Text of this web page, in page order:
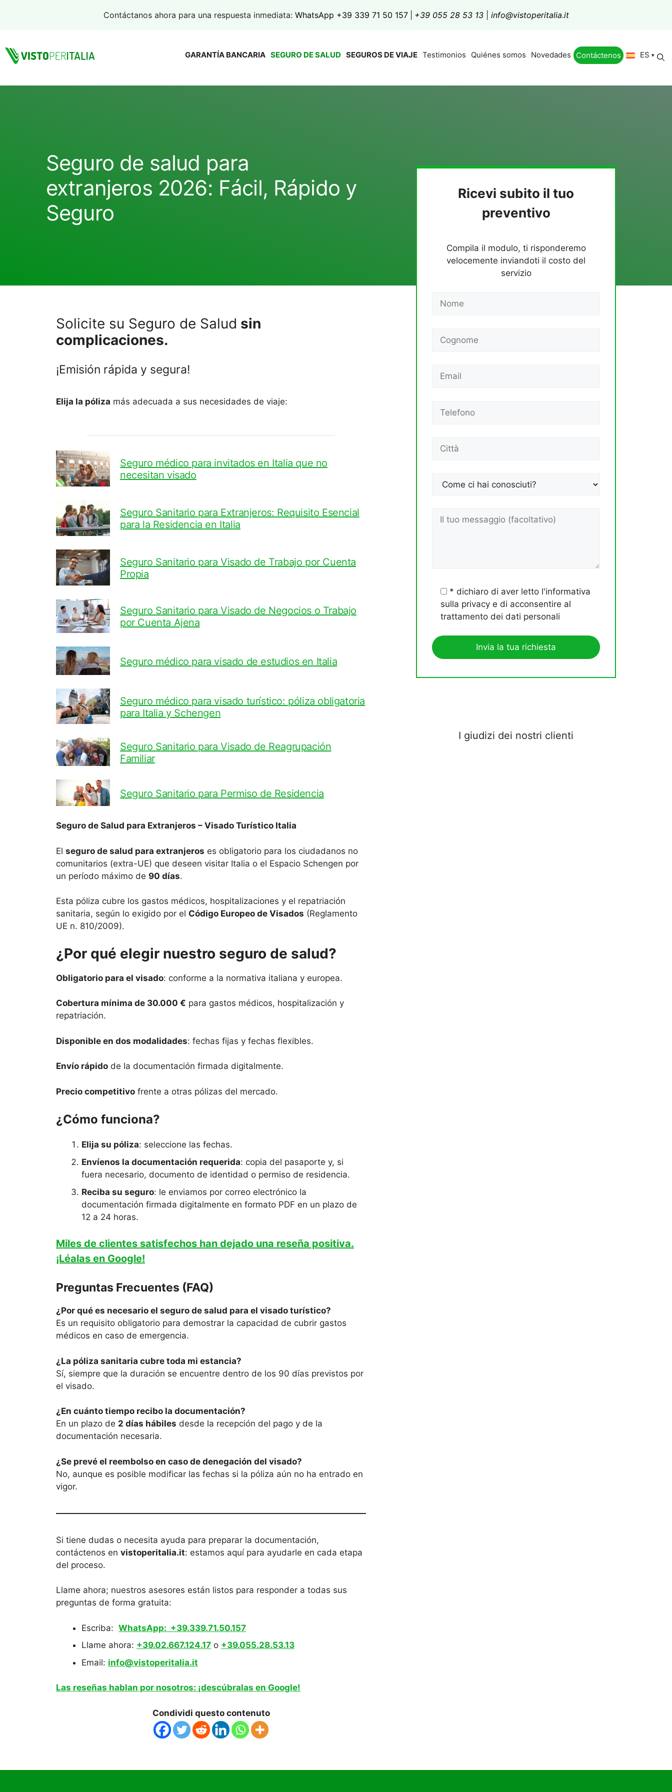
Contáctanos ahora para una respuesta inmediata: WhatsApp +39 339 71 50 157 +39 055 28 53 13 info@vistoperitalia.it
GARANTÍA BANCARIA SEGURO DE SALUD SEGUROS DE VIAJE Testimonios Quiénes somos Novedades Contáctenos ES
Seguro de salud para
extranjeros 2026: Fácil, Rápido y
Seguro
Solicite su Seguro de Salud sin
complicaciones.
¡Emisión rápida y segura!
Elija la póliza más adecuada a sus necesidades de viaje:
Seguro médico para invitados en Italia que no
necesitan visado
Seguro Sanitario para Extranjeros: Requisito Esencial
para la Residencia en Italia
Seguro Sanitario para Visado de Trabajo por Cuenta
Propia
Seguro Sanitario para Visado de Negocios o Trabajo
por Cuenta Ajena
Seguro médico para visado de estudios en Italia
Seguro médico para visado turístico: póliza obligatoria
para Italia y Schengen
Seguro Sanitario para Visado de Reagrupación
Familiar
Seguro Sanitario para Permiso de Residencia
Seguro de Salud para Extranjeros – Visado Turístico Italia
El seguro de salud para extranjeros es obligatorio para los ciudadanos no
comunitarios (extra-UE) que deseen visitar Italia o el Espacio Schengen por
un período máximo de 90 días.
Esta póliza cubre los gastos médicos, hospitalizaciones y el repatriación
sanitaria, según lo exigido por el Código Europeo de Visados (Reglamento
UE n. 810/2009).
¿Por qué elegir nuestro seguro de salud?
Obligatorio para el visado: conforme a la normativa italiana y europea.
Cobertura mínima de 30.000 € para gastos médicos, hospitalización y
repatriación.
Disponible en dos modalidades: fechas fijas y fechas flexibles.
Envío rápido de la documentación firmada digitalmente.
Precio competitivo frente a otras pólizas del mercado.
¿Cómo funciona?
Elija su póliza: seleccione las fechas.
Envíenos la documentación requerida: copia del pasaporte y, si
fuera necesario, documento de identidad o permiso de residencia.
Reciba su seguro: le enviamos por correo electrónico la
documentación firmada digitalmente en formato PDF en un plazo de
12 a 24 horas.
Miles de clientes satisfechos han dejado una reseña positiva.
¡Léalas en Google!
Preguntas Frecuentes (FAQ)
¿Por qué es necesario el seguro de salud para el visado turístico?
Es un requisito obligatorio para demostrar la capacidad de cubrir gastos
médicos en caso de emergencia.
¿La póliza sanitaria cubre toda mi estancia?
Sí, siempre que la duración se encuentre dentro de los 90 días previstos por
el visado.
¿En cuánto tiempo recibo la documentación?
En un plazo de 2 días hábiles desde la recepción del pago y de la
documentación necesaria.
¿Se prevé el reembolso en caso de denegación del visado?
No, aunque es posible modificar las fechas si la póliza aún no ha entrado en
vigor.
Si tiene dudas o necesita ayuda para preparar la documentación,
contáctenos en vistoperitalia.it: estamos aquí para ayudarle en cada etapa
del proceso.
Llame ahora; nuestros asesores están listos para responder a todas sus
preguntas de forma gratuita:
Escriba: WhatsApp: +39.339.71.50.157
Llame ahora: +39.02.667.124.17 o +39.055.28.53.13
Email: info@vistoperitalia.it
Las reseñas hablan por nosotros: ¡descúbralas en Google!
Condividi questo contenuto
Ricevi subito il tuo
preventivo
Compila il modulo, ti risponderemo
velocemente inviandoti il costo del
servizio
* dichiaro di aver letto l'informativa
sulla privacy e di acconsentire al
trattamento dei dati personali
I giudizi dei nostri clienti